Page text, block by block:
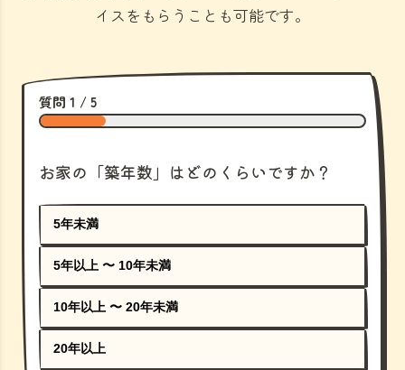
イスをもらうことも可能です。
質問 1 / 5
お家の「築年数」はどのくらいですか？
5年未満
5年以上 〜 10年未満
10年以上 〜 20年未満
20年以上